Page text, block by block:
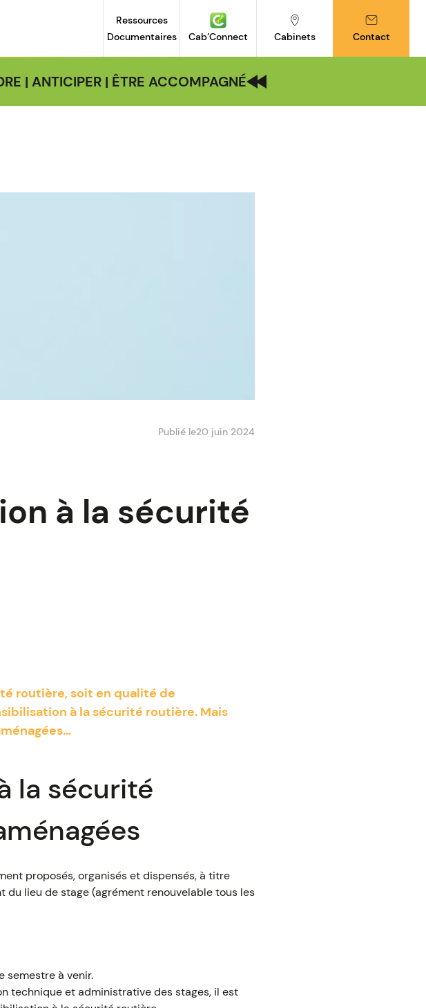
Ressources
Documentaires
Cab’Connect Cabinets Contact
| ANTICIPER | ÊTRE ACCOMPAGNÉ
Publié le20 juin 2024
à la sécurité
routière, soit en qualité de
à la sécurité routière. Mais
la sécurité
proposés, organisés et dispensés, à titre
lieu de stage (agrément renouvelable tous les
semestre à venir.
technique et administrative des stages, il est